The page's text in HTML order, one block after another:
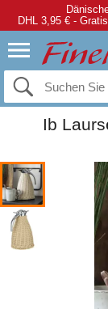
DHL 3,95 € -
Ib